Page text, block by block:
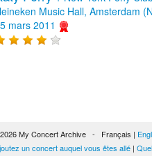
Music Hall, Amsterdam
mars 2011
My Concert Archive - Français |
un concert auquel vous êtes allé |